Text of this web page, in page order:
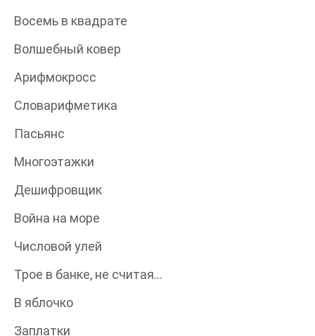
Восемь в квадрате
Волшебный ковер
Арифмокросс
Словарифметика
Пасьянс
Многоэтажки
Дешифровщик
Война на море
Числовой улей
Трое в банке, не считая…
В яблочко
Заплатки